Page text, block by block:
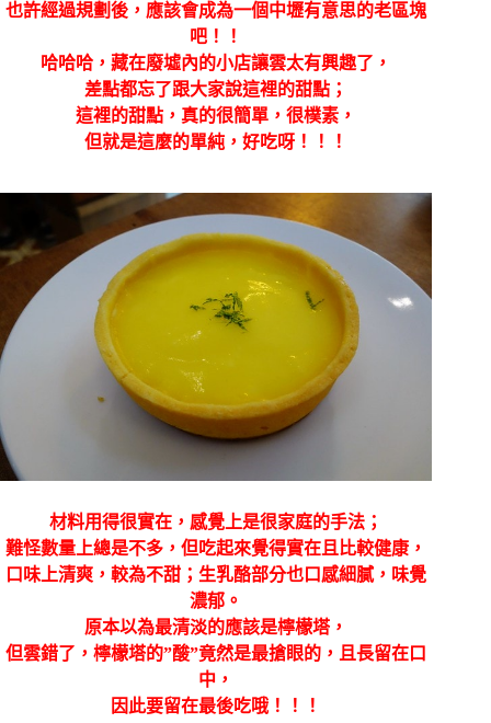
也許經過規劃後，應該會成為一個中壢有意思的老區塊
吧！！
哈哈哈，藏在廢墟內的小店讓雲太有興趣了，
差點都忘了跟大家說這裡的甜點；
這裡的甜點，真的很簡單，很樸素，
但就是這麼的單純，好吃呀！！！
材料用得很實在，感覺上是很家庭的手法；
難怪數量上總是不多，但吃起來覺得實在且比較健康，
口味上清爽，較為不甜；生乳酪部分也口感細膩，味覺
濃郁。
原本以為最清淡的應該是檸檬塔，
但雲錯了，檸檬塔的”酸”竟然是最搶眼的，且長留在口
中，
因此要留在最後吃哦！！！